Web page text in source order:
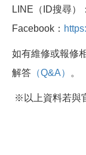
LINE（ID搜尋）：
Facebook：
如有維修或報修
解答 （Q&A） 。
※以上資料若與